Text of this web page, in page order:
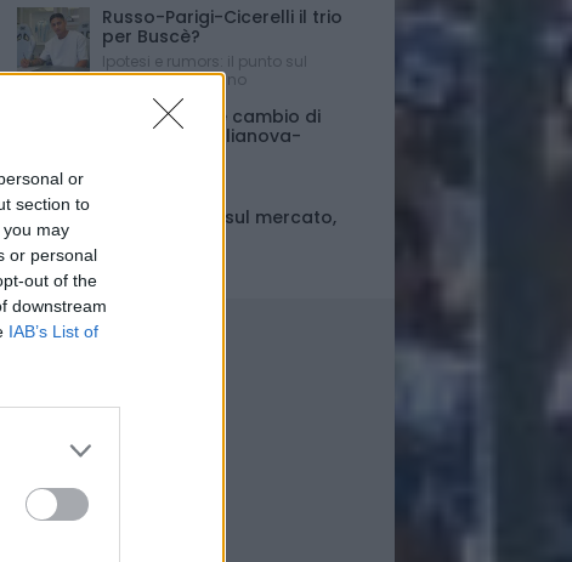
or
section to
may
or personal
out of the
downstream
IAB’s List of
Russo-Parigi-Cicerelli il trio
per Buscè?
Ipotesi e rumors: il punto sul
mercato del Delfino
Porte chiuse e cambio di
orario per Giulianova-
Fase di stallo sul mercato,